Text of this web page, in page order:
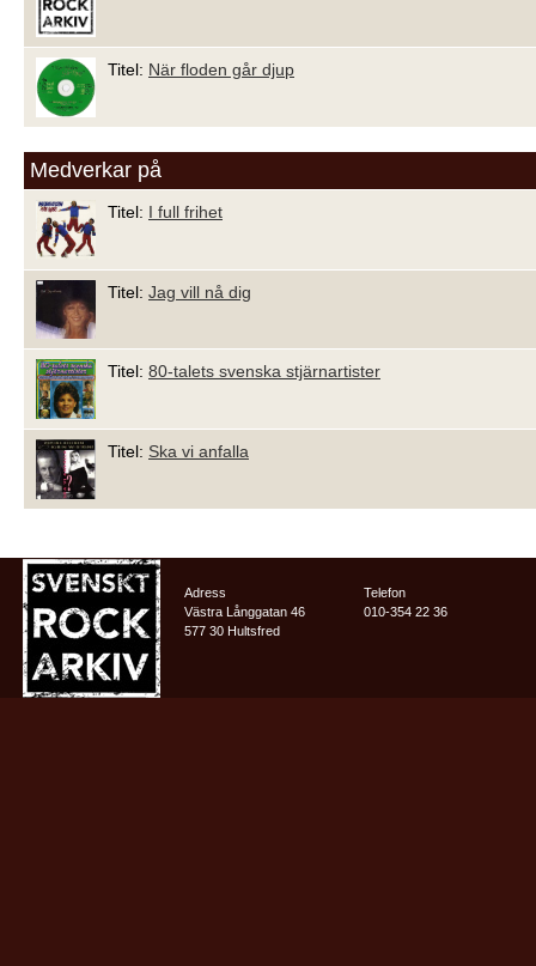
Titel: När floden går djup
Medverkar på
Titel: I full frihet
Titel: Jag vill nå dig
Titel: 80-talets svenska stjärnartister
Titel: Ska vi anfalla
Adress
Västra Långgatan 46
577 30 Hultsfred
Telefon
010-354 22 36